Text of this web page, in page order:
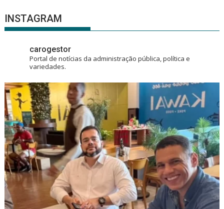
INSTAGRAM
carogestor
Portal de notícias da administração pública, política e
variedades.